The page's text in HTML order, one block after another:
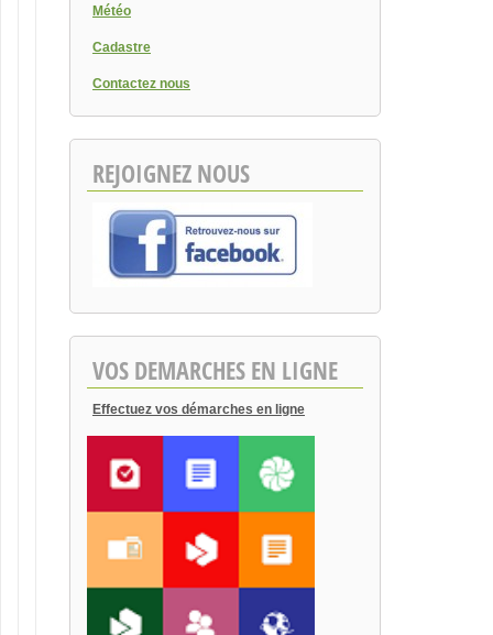
Météo
Cadastre
Contactez nous
REJOIGNEZ NOUS
VOS DEMARCHES EN LIGNE
Effectuez vos démarches en ligne